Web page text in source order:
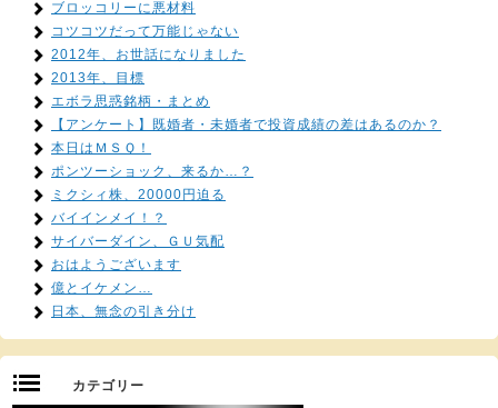
ブロッコリーに悪材料
コツコツだって万能じゃない
2012年、お世話になりました
2013年、目標
エボラ思惑銘柄・まとめ
【アンケート】既婚者・未婚者で投資成績の差はあるのか？
本日はＭＳＱ！
ポンツーショック、来るか…？
ミクシィ株、20000円迫る
バイインメイ！？
サイバーダイン、ＧＵ気配
おはようございます
億とイケメン…
日本、無念の引き分け
カテゴリー